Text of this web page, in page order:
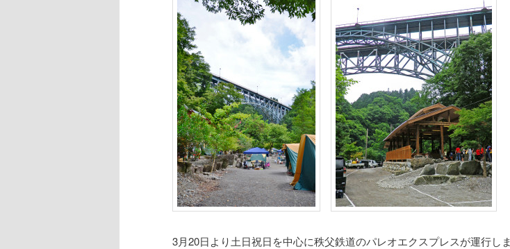
3月20日より土日祝日を中心に秩父鉄道のパレオエクスプレスが運行しま